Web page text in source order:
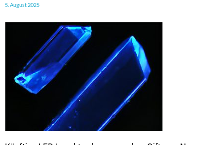
5. August 2025